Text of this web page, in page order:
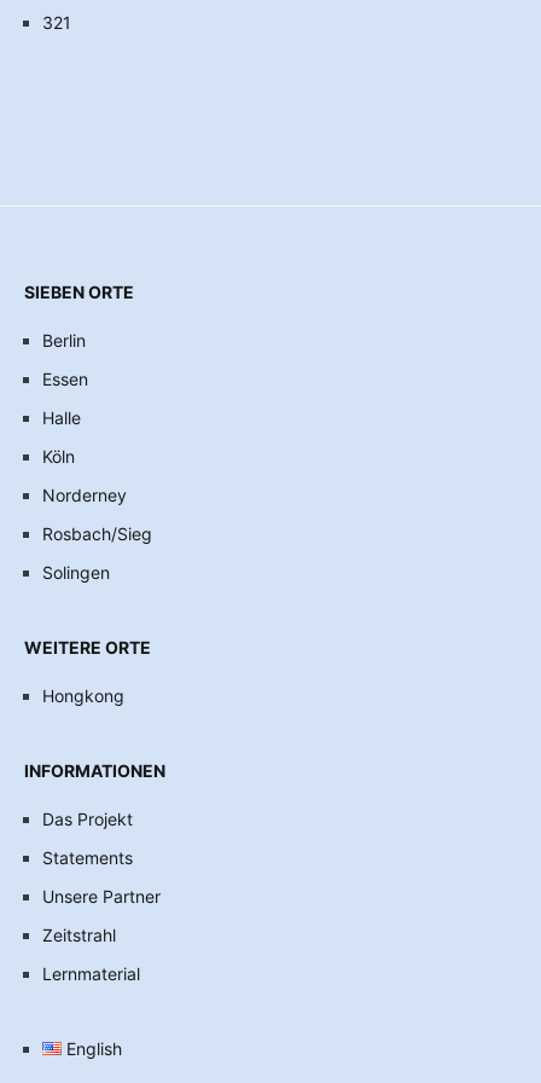
321
SIEBEN ORTE
Berlin
Essen
Halle
Köln
Norderney
Rosbach/Sieg
Solingen
WEITERE ORTE
Hongkong
INFORMATIONEN
Das Projekt
Statements
Unsere Partner
Zeitstrahl
Lernmaterial
English